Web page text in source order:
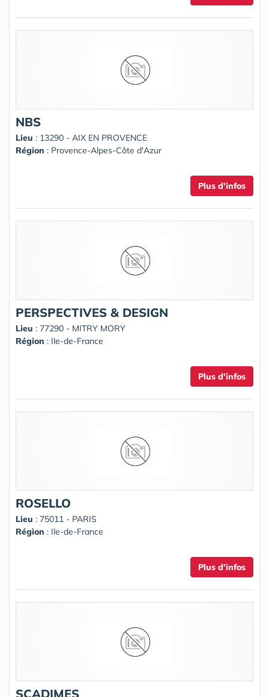
NBS
Lieu : 13290 - AIX EN PROVENCE
Région : Provence-Alpes-Côte d'Azur
Plus d'infos
PERSPECTIVES & DESIGN
Lieu : 77290 - MITRY MORY
Région : Ile-de-France
Plus d'infos
ROSELLO
Lieu : 75011 - PARIS
Région : Ile-de-France
Plus d'infos
SCADIMES